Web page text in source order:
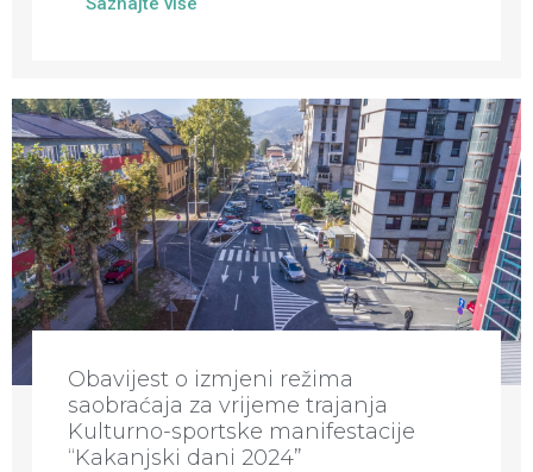
Obavijest o izmjeni režima
saobraćaja za vrijeme trajanja
Kulturno-sportske manifestacije
“Kakanjski dani 2024”